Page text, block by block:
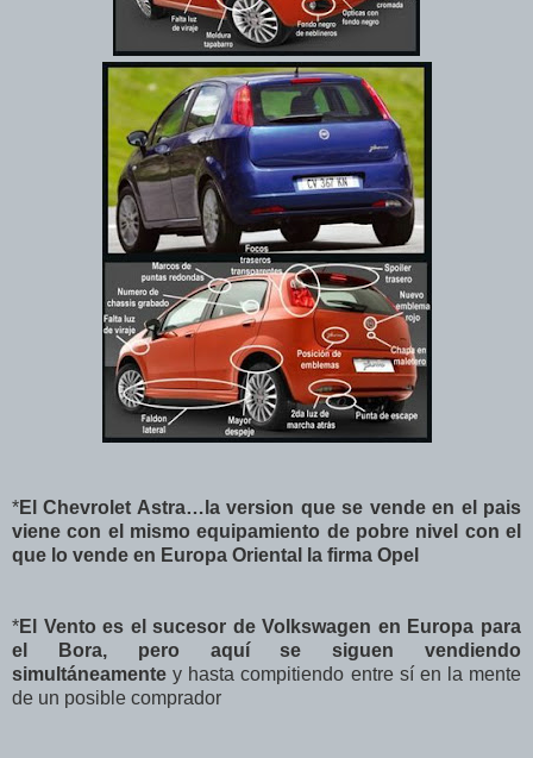
*El Chevrolet Astra…la version que se vende en el pais
viene con el mismo equipamiento de pobre nivel con el
que lo vende en Europa Oriental la firma Opel
*El Vento es el sucesor de Volkswagen en Europa para
el Bora, pero aquí se siguen vendiendo
simultáneamente y hasta compitiendo entre sí en la mente
de un posible comprador